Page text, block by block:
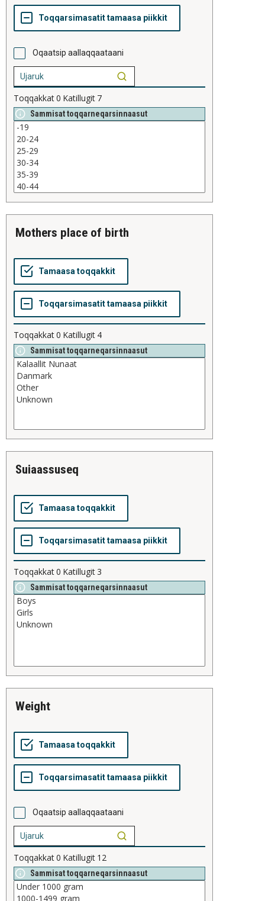
Oqaatsip aallaqqaataani
Toqqakkat0 Katillugit 7
Sammisat toqqarneqarsinnaasut
mothers place of birth
Toqqakkat0 Katillugit 4
Sammisat toqqarneqarsinnaasut
suiaassuseq
Toqqakkat0 Katillugit3
Sammisat toqqarneqarsinnaasut
weight
Oqaatsip aallaqqaataani
Toqqakkat0 Katillugit 12
Sammisat toqqarneqarsinnaasut